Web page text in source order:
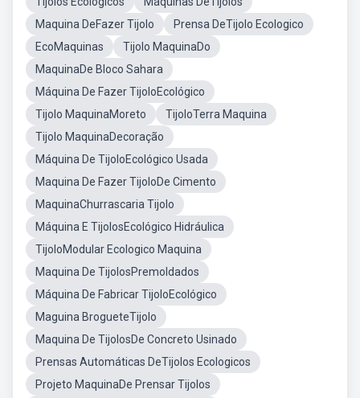
Maquina DeFazer Tijolo
Prensa DeTijolo Ecologico
EcoMaquinas
Tijolo MaquinaDo
MaquinaDe Bloco Sahara
Máquina De Fazer TijoloEcológico
Tijolo MaquinaMoreto
TijoloTerra Maquina
Tijolo MaquinaDecoração
Máquina De TijoloEcológico Usada
Maquina De Fazer TijoloDe Cimento
MaquinaChurrascaria Tijolo
Máquina E TijolosEcológico Hidráulica
TijoloModular Ecologico Maquina
Maquina De TijolosPremoldados
Máquina De Fabricar TijoloEcológico
Maguina BrogueteTijolo
Maquina De TijolosDe Concreto Usinado
Prensas Automáticas DeTijolos Ecologicos
Projeto MaquinaDe Prensar Tijolos